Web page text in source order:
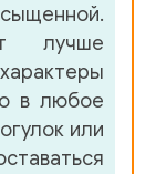
лучше
в любое
или